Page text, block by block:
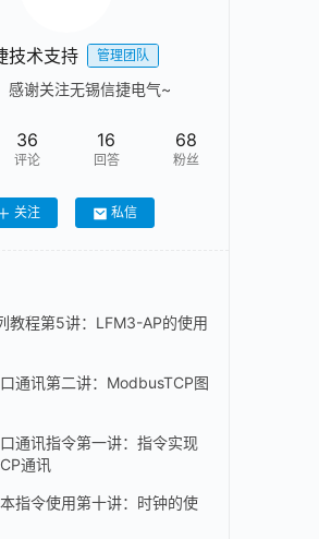
技术支持 管理团队
感谢关注无锡信捷电气~
36
评论
16
回答
68
粉丝
关注 私信
教程第5讲：LFM3-AP的使用
通讯第二讲：ModbusTCP图
通讯指令第一讲：指令实现
通讯
指令使用第十讲：时钟的使